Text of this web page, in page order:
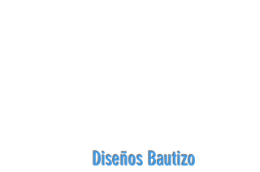
Diseños Bautizo